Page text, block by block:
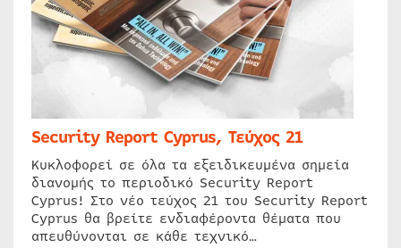
Security Report Cyprus, Τεύχος 21
Κυκλοφορεί σε όλα τα εξειδικευμένα σημεία
διανομής το περιοδικό Security Report
Cyprus! Στο νέο τεύχος 21 του Security Report
Cyprus θα βρείτε ενδιαφέροντα θέματα που
απευθύνονται σε κάθε τεχνικό…